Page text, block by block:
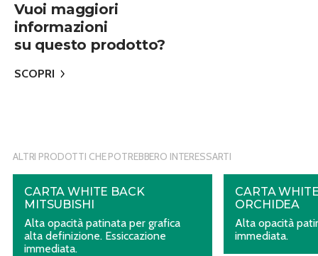
Vuoi maggiori
informazioni
su questo prodotto?
SCOPRI
ALTRI PRODOTTI CHE POTREBBERO INTERESSARTI
CARTA WHITE BACK
MITSUBISHI
Alta opacità patinata per grafica
alta definizione. Essiccazione
immediata.
CARTA
ORCHIDEA
Alta opacità
immediata.